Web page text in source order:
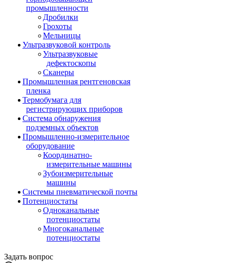
промышленности
Дробилки
Грохоты
Мельницы
Ультразвуковой контроль
Ультразвуковые
дефектоскопы
Сканеры
Промышленная рентгеновская
пленка
Термобумага для
регистрирующих приборов
Система обнаружения
подземных объектов
Промышленно-измерительное
оборудование
Координатно-
измерительные машины
Зубоизмерительные
машины
Системы пневматической почты
Потенциостаты
Одноканальные
потенциостаты
Многоканальные
потенциостаты
Задать вопрос